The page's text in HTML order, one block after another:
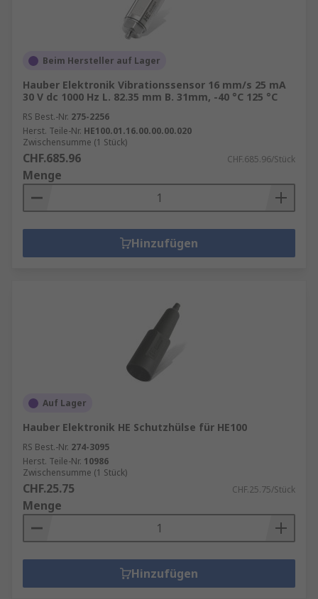
Beim Hersteller auf Lager
Hauber Elektronik Vibrationssensor 16 mm/s 25 mA
30 V dc 1000 Hz L. 82.35 mm B. 31mm, -40 °C 125 °C
RS Best.-Nr. 275-2256
Herst. Teile-Nr. HE100.01.16.00.00.00.020
Zwischensumme (1 Stück)
CHF.685.96 CHF.685.96/Stück
Menge
Hinzufügen
Auf Lager
Hauber Elektronik HE Schutzhülse für HE100
RS Best.-Nr. 274-3095
Herst. Teile-Nr. 10986
Zwischensumme (1 Stück)
CHF.25.75 CHF.25.75/Stück
Menge
Hinzufügen